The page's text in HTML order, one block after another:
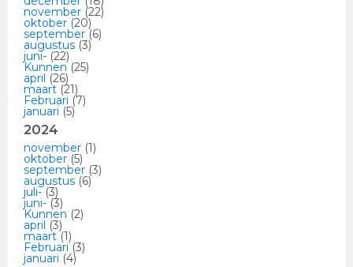
november (22)
oktober (20)
september (6)
augustus (3)
juni- (22)
Kunnen(25)
april (26)
maart (21)
Februari (7)
januari (5)
2024
november (1)
oktober (5)
september (3)
augustus (6)
juli-(3)
juni-(3)
Kunnen (2)
april (3)
maart(1)
Februari(3)
januari (4)